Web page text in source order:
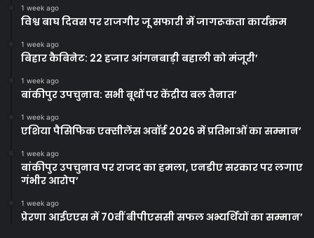
1 week ago
विश्व बाघ दिवस पर राजगीर जू सफारी में जागरूकता कार्यक्रम
1 week ago
बिहार कैबिनेट: 22 हजार आंगनबाड़ी बहाली को मंजूरी’
1 week ago
बांकीपुर उपचुनाव: सभी बूथों पर केंद्रीय बल तैनात’
1 week ago
एशिया पैसिफिक एक्सीलेंस अवॉर्ड 2026 में प्रतिभाओं का सम्मान’
1 week ago
बांकीपुर उपचुनाव पर राजद का हमला, एनडीए सरकार पर लगाए
गंभीर आरोप’
1 week ago
प्रेरणा आईएएस में 70वीं बीपीएससी सफल अभ्यर्थियों का सम्मान’